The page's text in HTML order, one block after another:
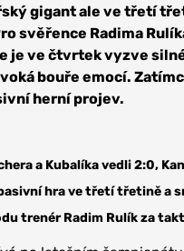
gigant ale ve třetí
svěřence Radima
je ve čtvrtek vyzve
bouře emocí.
herní projev.
a Kubalíka vedli 2:0,
hra ve třetí třetině
trenér Radim Rulík za